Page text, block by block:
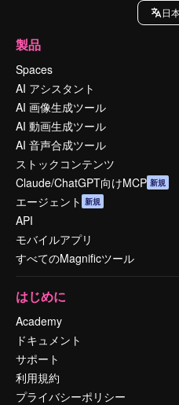
日
製品
Spaces
AI アシスタント
AI 画像生成ツール
AI 動画生成ツール
AI 音声合成ツール
ストックコンテンツ
Claude/ChatGPT向けMCP 新規
エージェント 新規
API
モバイルアプリ
すべてのMagnificツール
はじめに
Academy
ドキュメント
サポート
利用規約
プライバシーポリシー